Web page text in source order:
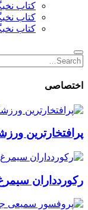
کتاب
کتاب
کتاب
Search
for:
Search
اختصاصی
پرافتخارترین
رکوردداران